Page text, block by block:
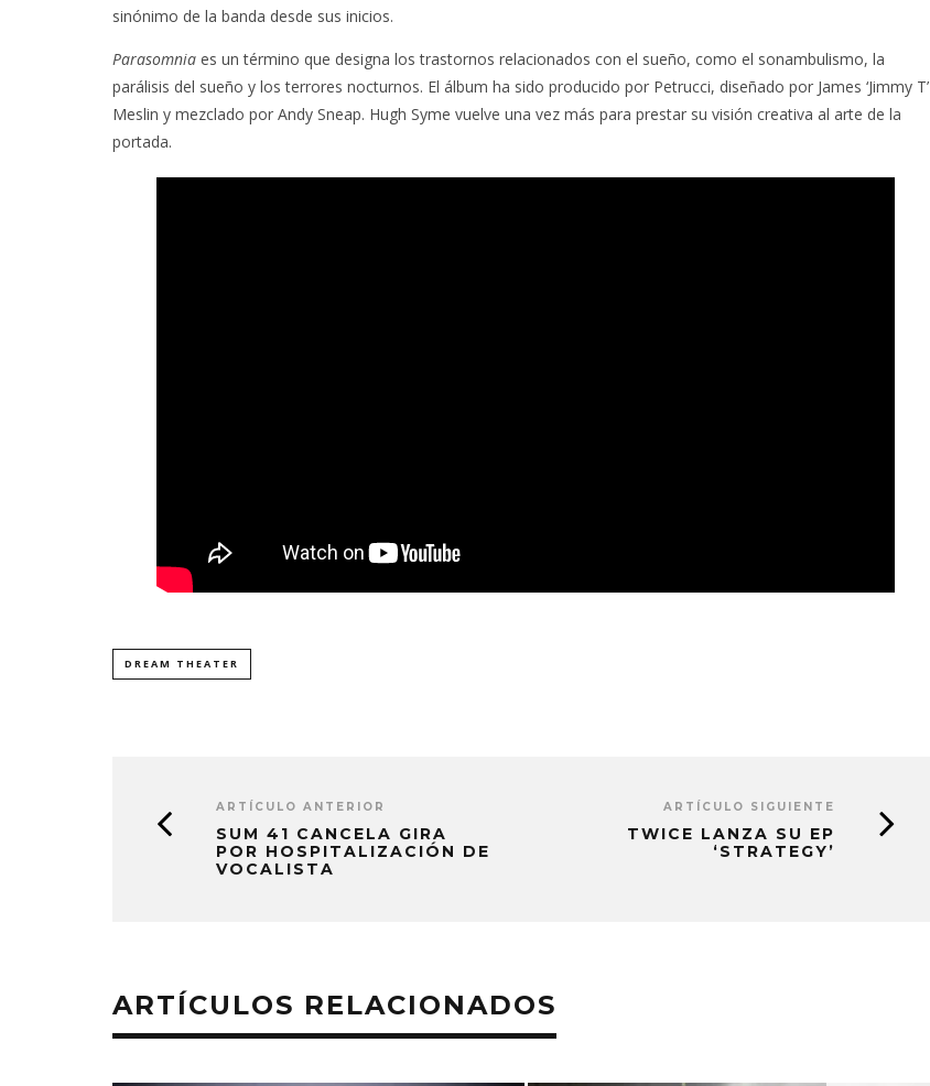
sinónimo de la banda desde sus inicios.
Parasomnia es un término que designa los trastornos relacionados con el sueño, como el sonambulismo, la
parálisis del sueño y los terrores nocturnos. El álbum ha sido producido por Petrucci, diseñado por James ‘Jimmy T’
Meslin y mezclado por Andy Sneap. Hugh Syme vuelve una vez más para prestar su visión creativa al arte de la
portada.
DREAM THEATER
ARTÍCULO ANTERIOR
SUM 41 CANCELA GIRA
POR HOSPITALIZACIÓN DE
VOCALISTA
ARTÍCULO SIGUIENTE
TWICE LANZA SU EP
‘STRATEGY’
ARTÍCULOS RELACIONADOS